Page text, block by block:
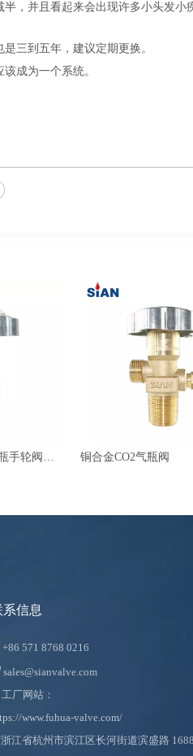
，并且看起来会出现许多小头发
三到五年，建议定期更换。
成为一个系统。
SiAN 工业黄铜氩气瓶手轮阀，具有 TPED 认证 铜合金CO2气瓶阀
系信息
+86 571 8768 0216
sales@sianvalve.com
工厂网站：
www.fuhua-valve.com/
浙江省杭州市滨江区长河街道滨盛路